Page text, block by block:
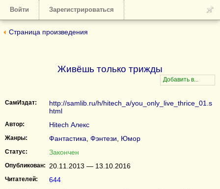
Войти Зарегистрироваться
Страница произведения
Живёшь только трижды
СамИздат:
http://samlib.ru/h/hitech_a/you_only_live_thrice_01.s
html
Автор: Hitech Алекс
Жанры: Фантастика Фэнтези Юмор
Статус: Закончен
Опубликован: 20.11.2013 — 13.10.2016
Читателей: 644